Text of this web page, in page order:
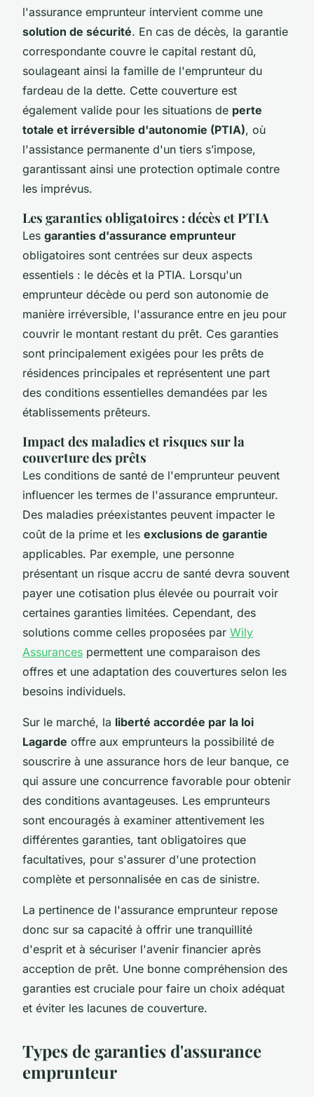
l'assurance emprunteur intervient comme une
solution de sécurité. En cas de décès, la garantie
correspondante couvre le capital restant dû,
soulageant ainsi la famille de l'emprunteur du
fardeau de la dette. Cette couverture est
également valide pour les situations de perte
totale et irréversible d'autonomie (PTIA), où
l'assistance permanente d'un tiers s’impose,
garantissant ainsi une protection optimale contre
les imprévus.
Les garanties obligatoires : décès et PTIA
Les garanties d'assurance emprunteur
obligatoires sont centrées sur deux aspects
essentiels : le décès et la PTIA. Lorsqu'un
emprunteur décède ou perd son autonomie de
manière irréversible, l'assurance entre en jeu pour
couvrir le montant restant du prêt. Ces garanties
sont principalement exigées pour les prêts de
résidences principales et représentent une part
des conditions essentielles demandées par les
établissements prêteurs.
Impact des maladies et risques sur la
couverture des prêts
Les conditions de santé de l'emprunteur peuvent
influencer les termes de l'assurance emprunteur.
Des maladies préexistantes peuvent impacter le
coût de la prime et les exclusions de garantie
applicables. Par exemple, une personne
présentant un risque accru de santé devra souvent
payer une cotisation plus élevée ou pourrait voir
certaines garanties limitées. Cependant, des
solutions comme celles proposées par Wily
Assurances permettent une comparaison des
offres et une adaptation des couvertures selon les
besoins individuels.
Sur le marché, la liberté accordée par la loi
Lagarde offre aux emprunteurs la possibilité de
souscrire à une assurance hors de leur banque, ce
qui assure une concurrence favorable pour obtenir
des conditions avantageuses. Les emprunteurs
sont encouragés à examiner attentivement les
différentes garanties, tant obligatoires que
facultatives, pour s'assurer d'une protection
complète et personnalisée en cas de sinistre.
La pertinence de l'assurance emprunteur repose
donc sur sa capacité à offrir une tranquillité
d'esprit et à sécuriser l'avenir financier après
acception de prêt. Une bonne compréhension des
garanties est cruciale pour faire un choix adéquat
et éviter les lacunes de couverture.
Types de garanties d'assurance
emprunteur